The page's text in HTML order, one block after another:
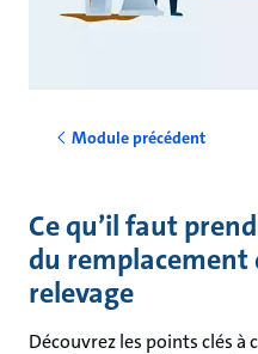
Module précédent
Ce qu’il faut
du remplacement
relevage
Découvrez les points clés à